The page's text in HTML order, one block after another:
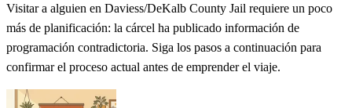
Visitar a alguien en Daviess/DeKalb County Jail requiere un poco
más de planificación: la cárcel ha publicado información de
programación contradictoria. Siga los pasos a continuación para
confirmar el proceso actual antes de emprender el viaje.